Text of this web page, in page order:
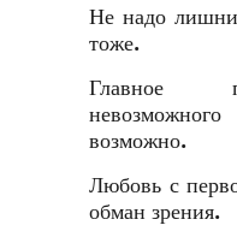
Не надо
тоже.
Главное
возможно.
Любовь с
обман зрения.